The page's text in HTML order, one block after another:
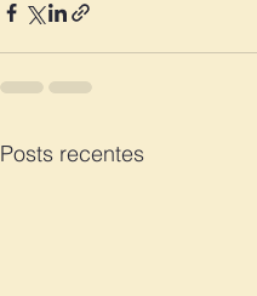
Posts recentes